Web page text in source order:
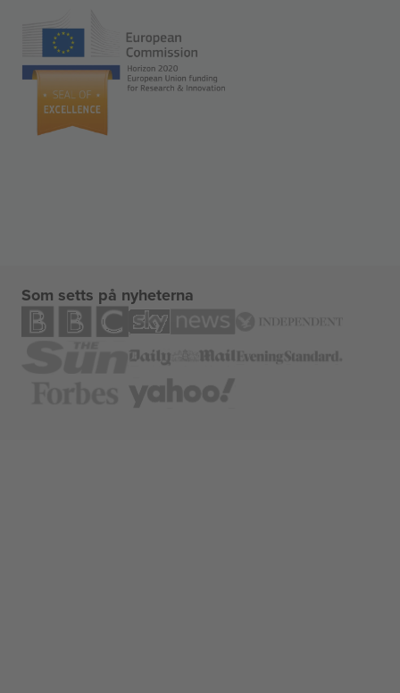
Som setts på nyheterna